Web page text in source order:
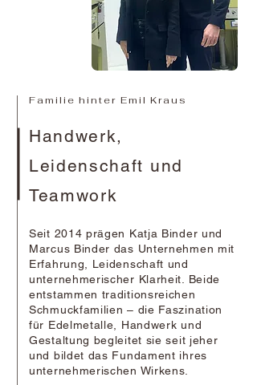
Familie hinter Emil Kraus
Handwerk,
Leidenschaft und
Teamwork
Seit 2014 prägen Katja Binder und
Marcus Binder das Unternehmen mit
Erfahrung, Leidenschaft und
unternehmerischer Klarheit. Beide
entstammen traditionsreichen
Schmuckfamilien – die Faszination
für Edelmetalle, Handwerk und
Gestaltung begleitet sie seit jeher
und bildet das Fundament ihres
unternehmerischen Wirkens.